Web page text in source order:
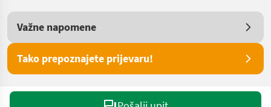
Važne napomene
Tako prepoznajete prijevaru!